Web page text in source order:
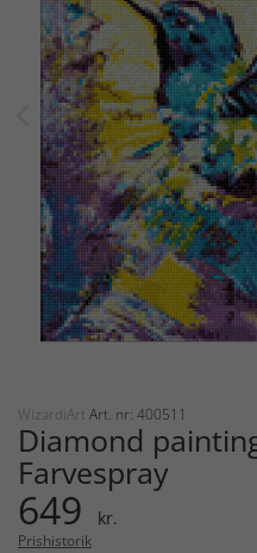
WizardiArt Art. nr: 400511
Diamond
Farvespray
649 kr.
Prishistorik